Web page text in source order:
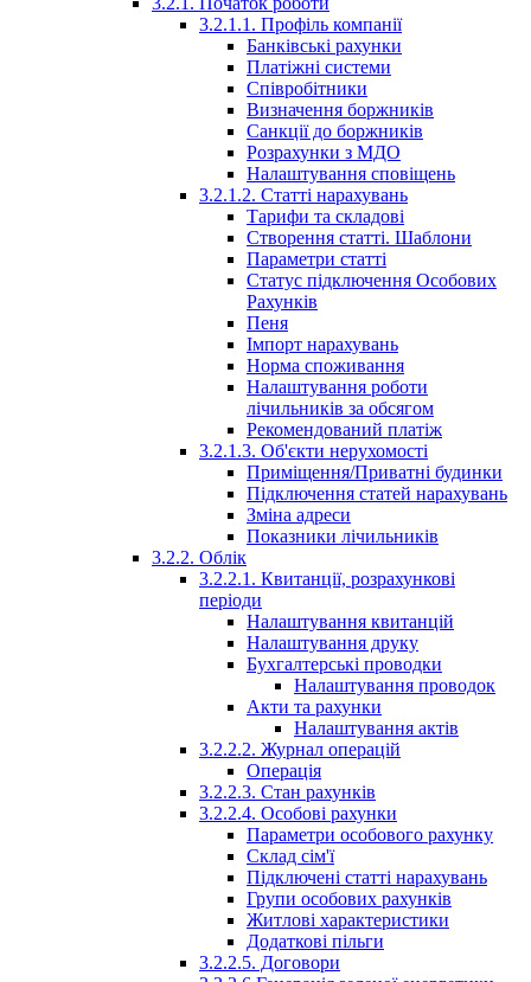
3.2.1.1. Профіль компанії
Банківські рахунки
Платіжні системи
Співробітники
Визначення боржників
Санкції до боржників
Розрахунки з МДО
Налаштування сповіщень
3.2.1.2. Статті нарахувань
Тарифи та складові
Створення статті. Шаблони
Параметри статті
Статус підключення Особових
Рахунків
Пеня
Імпорт нарахувань
Норма споживання
Налаштування роботи
лічильників за обсягом
Рекомендований платіж
3.2.1.3. Об'єкти нерухомості
Приміщення/Приватні будинки
Підключення статей нарахувань
Зміна адреси
Показники лічильників
3.2.2. Облік
3.2.2.1. Квитанції, розрахункові
періоди
Налаштування квитанцій
Налаштування друку
Бухгалтерські проводки
Налаштування проводок
Акти та рахунки
Налаштування актів
3.2.2.2. Журнал операцій
Операція
3.2.2.3. Стан рахунків
3.2.2.4. Особові рахунки
Параметри особового рахунку
Склад сім'ї
Підключені статті нарахувань
Групи особових рахунків
Житлові характеристики
Додаткові пільги
3.2.2.5. Договори